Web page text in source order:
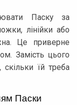
Паску за
лінійки або
Це приверне
Замість цього
їй треба
Паски